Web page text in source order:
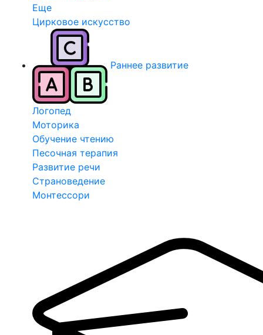
Еще
Цирковое искусство
Раннее развитие
Логопед
Моторика
Обучение чтению
Песочная терапия
Развитие речи
Страноведение
Монтессори